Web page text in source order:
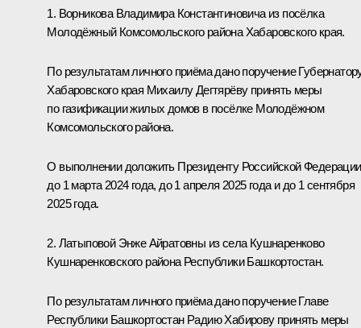
1. Ворникова Владимира Константиновича из посёлка
Молодёжный Комсомольского района Хабаровского края.
По результатам личного приёма дано поручение
Хабаровского края Михаилу Дегтярёву принять меры
по газификации жилых домов в посёлке Молодёжном
Комсомольского района.
О выполнении доложить Президенту Российской Федерации
до 1 марта 2024 года, до 1 апреля 2025 года и до 1 сентября
2025 года.
2. Латыповой Энже Айратовны из села Кушнаренково
Кушнаренковского района Республики Башкортостан.
По результатам личного приёма дано поручение Главе
Республики Башкортостан Радию Хабирову принять меры